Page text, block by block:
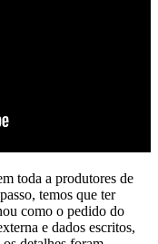
toda a produtores de
temos que ter
como o pedido do
e dados escritos,